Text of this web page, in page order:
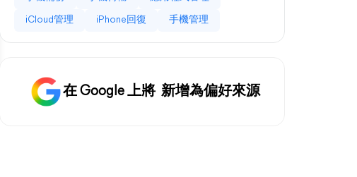
iCloud管理 iPhone回復 手機管理
在 Google 上將 新增為偏好來源